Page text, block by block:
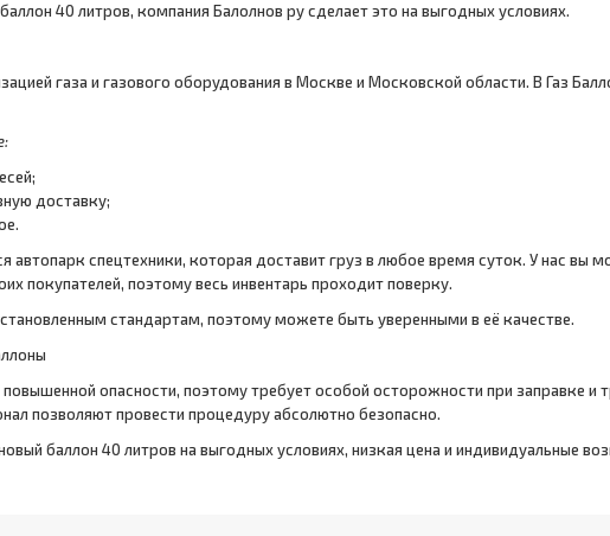
40 литров, компания Балолнов ру сделает это на выгодных условиях.
газа и газового оборудования в Москве и Московской области. В Газ
доставку;
автопарк спецтехники, которая доставит груз в любое время суток. У нас вы
покупателей, поэтому весь инвентарь проходит поверку.
стандартам, поэтому можете быть уверенными в её качестве.
опасности, поэтому требует особой осторожности при заправке и
позволяют провести процедуру абсолютно безопасно.
баллон 40 литров на выгодных условиях, низкая цена и индивидуальные